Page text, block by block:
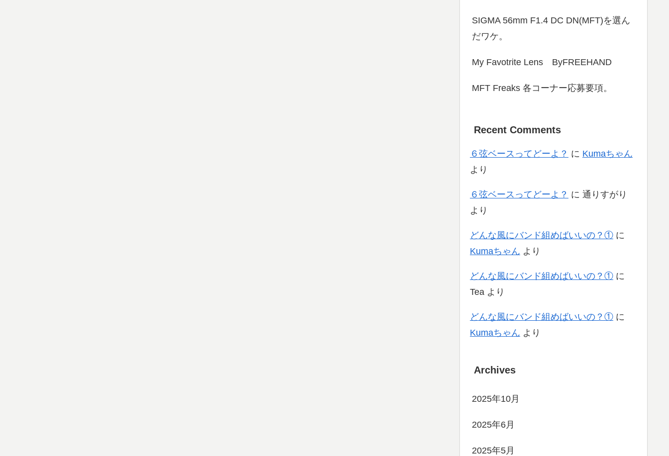
SIGMA 56mm F1.4 DC DN(MFT)を選ん
だワケ。
My Favotrite Lens ByFREEHAND
MFT Freaks 各コーナー応募要項。
Recent Comments
６弦ベースってどーよ？ に Kumaちゃん
より
６弦ベースってどーよ？ に 通りすがり
より
どんな風にバンド組めばいいの？① に
Kumaちゃん より
どんな風にバンド組めばいいの？① に
Tea より
どんな風にバンド組めばいいの？① に
Kumaちゃん より
Archives
2025年10月
2025年6月
2025年5月